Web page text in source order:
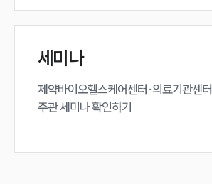
공지사항
법률 블로그
대륜법률상담예약
대륜법률상담예약
세미나
제약바이오헬스케어센터·의료기관센터
주관 세미나 확인하기